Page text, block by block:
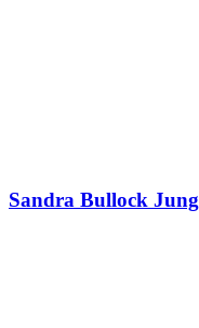
Sandra Bullock Jung